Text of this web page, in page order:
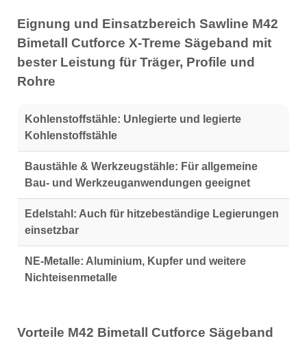
Eignung und Einsatzbereich Sawline M42
Bimetall Cutforce X-Treme Sägeband mit
bester Leistung für Träger, Profile und
Rohre
Kohlenstoffstähle: Unlegierte und legierte
Kohlenstoffstähle
Baustähle & Werkzeugstähle: Für allgemeine
Bau- und Werkzeuganwendungen geeignet
Edelstahl: Auch für hitzebeständige Legierungen
einsetzbar
NE-Metalle: Aluminium, Kupfer und weitere
Nichteisenmetalle
Vorteile M42 Bimetall Cutforce Sägeband